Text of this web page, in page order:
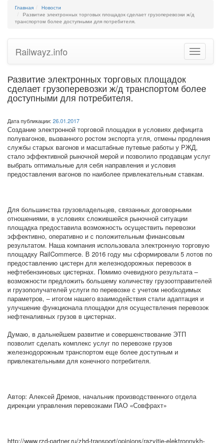
Главная
Новости
Развитие электронных торговых площадок сделает грузоперевозки ж/д
транспортом более доступными для потребителя.
Toggle
Railwayz.info
Развитие электронных торговых площадок
сделает грузоперевозки ж/д транспортом более
доступными для потребителя.
Дата публикации: 26.01.2017
Создание электронной торговой площадки в условиях дефицита
полувагонов, вызванного ростом экспорта угля, отмены продления
службы старых вагонов и масштабные путевые работы у РЖД,
стало эффективной рыночной мерой и позволило продавцам услуг
выбрать оптимальные для себя направления и условия
предоставления вагонов по наиболее привлекательным ставкам.
Для большинства грузовладельцев, связанных договорными
отношениями, в условиях сложившейся рыночной ситуации
площадка предоставила возможность осуществить перевозки
эффективно, оперативно и с положительным финансовым
результатом. Наша компания использовала электронную торговую
площадку RailCommerce. В 2016 году мы сформировали 5 лотов по
предоставлению цистерн для железнодорожных перевозок в
нефтебензиновых цистернах. Помимо очевидного результата –
возможности предложить большему количеству грузоотправителей
и грузополучателей услуги по перевозке с учетом необходимых
параметров, – итогом нашего взаимодействия стали адаптация и
улучшение функционала площадки для осуществления перевозок
нефтеналивных грузов в цистернах.
Думаю, в дальнейшем развитие и совершенствование ЭТП
позволит сделать комплекс услуг по перевозке грузов
железнодорожным транспортом еще более доступным и
привлекательными для конечного потребителя.
Автор: Алексей Дремов, начальник производственного отдела
дирекции управления перевозками ПАО «Совфрахт»
http://www.rzd-partner.ru/zhd-transport/opinions/razvitie-elektronnykh-